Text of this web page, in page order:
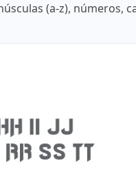
(a-z), números,